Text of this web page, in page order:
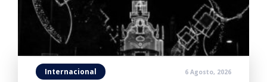
Internacional 6 Agosto, 2026